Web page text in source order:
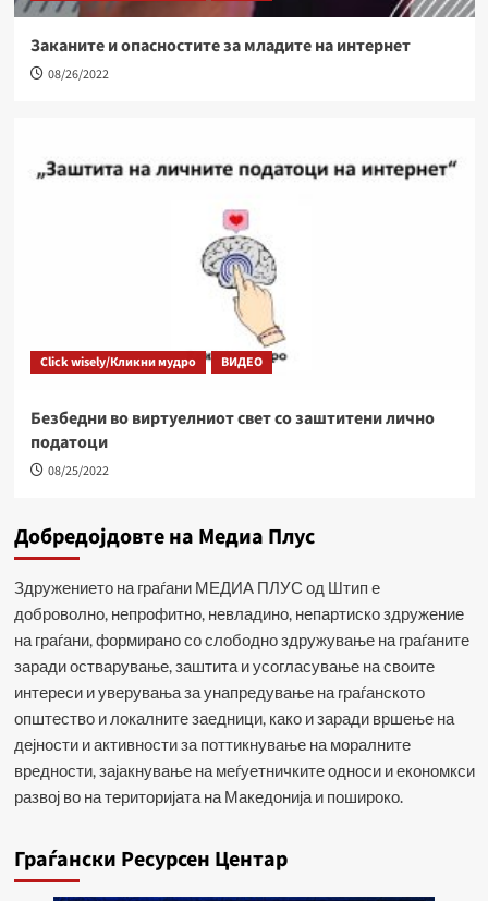
Заканите и опасностите за младите на интернет
08/26/2022
Click wisely/Кликни мудро ВИДЕО
Безбедни во виртуелниот свет со заштитени лично
податоци
08/25/2022
Добредојдовте на Медиа Плус
Здружението на граѓани МЕДИА ПЛУС од Штип е
доброволно, непрофитно, невладино, непартиско здружение
на граѓани, формирано со слободно здружување на граѓаните
заради остварување, заштита и усогласување на своите
интереси и уверувања за унапредување на граѓанското
општество и локалните заедници, како и заради вршење на
дејности и активности за поттикнување на моралните
вредности, зајакнување на меѓуетничките односи и економкси
развој во на територијата на Македонија и пошироко.
Граѓански Ресурсен Центар